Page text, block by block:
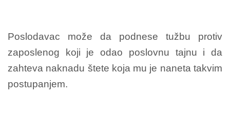
Poslodavac može da podnese tužbu protiv
zaposlenog koji je odao poslovnu tajnu i da
zahteva naknadu štete koja mu je naneta takvim
postupanjem.